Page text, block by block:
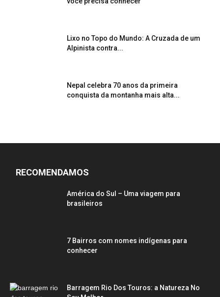
Lixo no Topo do Mundo: A Cruzada de um
Alpinista contra...
Nepal celebra 70 anos da primeira
conquista da montanha mais alta...
RECOMENDAMOS
América do Sul – Uma viagem para
brasileiros
7 Bairros com nomes indígenas para
conhecer
Barragem Rio Dos Touros: a Natureza No